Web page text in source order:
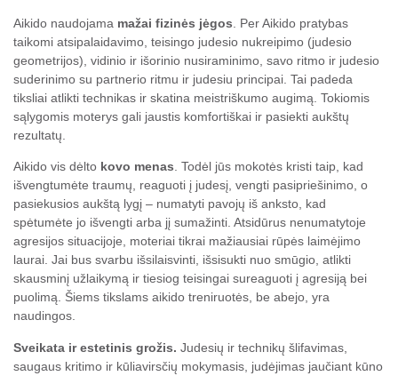
Aikido naudojama mažai fizinės jėgos . Per Aikido pratybas
taikomi atsipalaidavimo, teisingo judesio nukreipimo (judesio
geometrijos), vidinio ir išorinio nusiraminimo, savo ritmo ir judesio
suderinimo su partnerio ritmu ir judesiu principai. Tai padeda
tiksliai atlikti technikas ir skatina meistriškumo augimą. Tokiomis
sąlygomis moterys gali jaustis komfortiškai ir pasiekti aukštų
rezultatų.
Aikido vis dėlto kovo menas. Todėl jūs mokotės kristi taip, kad
išvengtumėte traumų, reaguoti į judesį, vengti pasipriešinimo, o
pasiekusios aukštą lygį – numatyti pavojų iš anksto, kad
spėtumėte jo išvengti arba jį sumažinti. Atsidūrus nenumatytoje
agresijos situacijoje, moteriai tikrai mažiausiai rūpės laimėjimo
laurai. Jai bus svarbu išsilaisvinti, išsisukti nuo smūgio, atlikti
skausminį užlaikymą ir tiesiog teisingai sureaguoti į agresiją bei
puolimą. Šiems tikslams aikido treniruotės, be abejo, yra
naudingos.
Sveikata ir estetinis grožis. Judesių ir technikų šlifavimas,
saugaus kritimo ir kūliavirsčių mokymasis, judėjimas jaučiant kūno